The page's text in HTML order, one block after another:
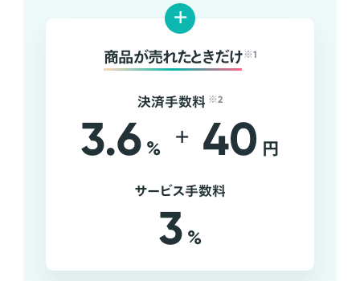
+
商品が売れたときだけ ※1
決済手数料 ※2
3.6 % + 40 円
サービス手数料
3 %